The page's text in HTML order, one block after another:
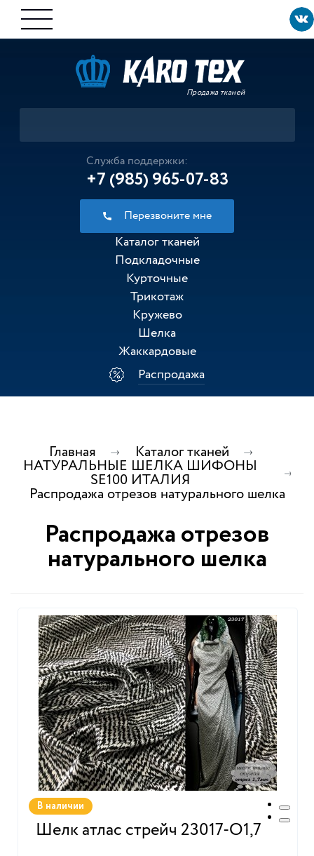
Продажа тканей
Служба поддержки:
+7 (985) 965-07-83
Перезвоните мне
Каталог тканей
Подкладочные
Курточные
Трикотаж
Кружево
Шелка
Жаккардовые
Распродажа
Главная Каталог тканей
НАТУРАЛЬНЫЕ ШЕЛКА ШИФОНЫ
SE100 ИТАЛИЯ
Распродажа отрезов натурального шелка
Распродажа отрезов
натурального шелка
В наличии
Шелк атлас стрейч 23017-О1,7